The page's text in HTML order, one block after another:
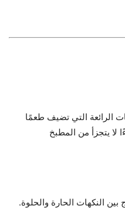
الرائعة التي تضيف طعمًا
لا يتجزأ من المطبخ
النكهات الحارة والحلوة.